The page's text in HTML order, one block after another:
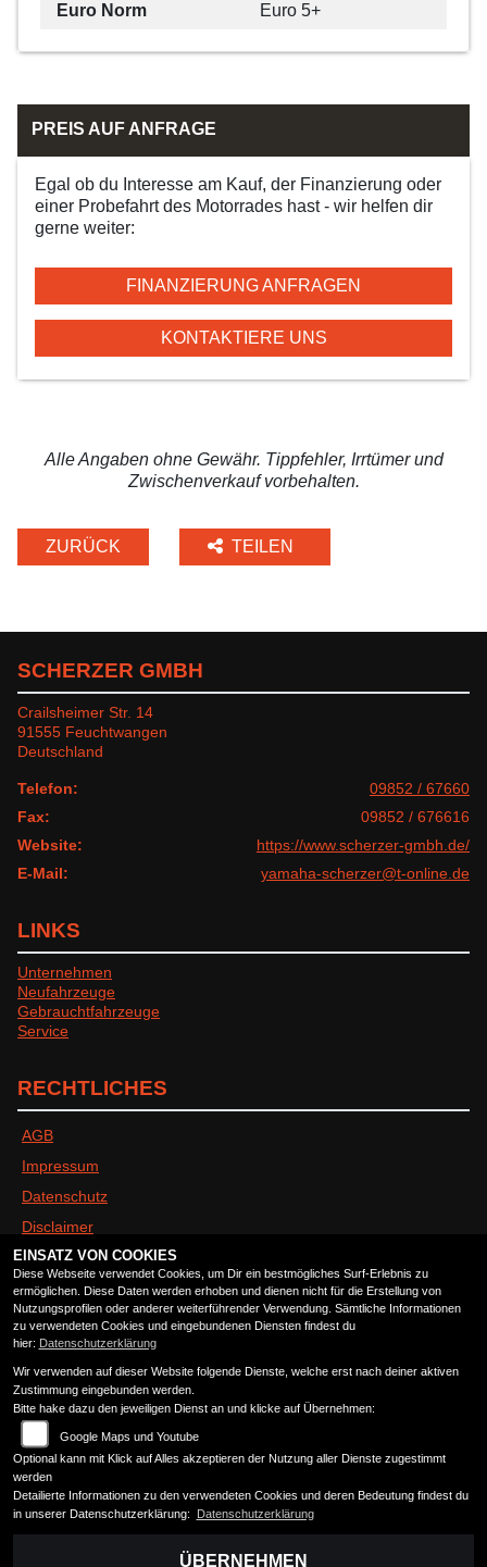
Euro Norm Euro 5+
PREIS AUF ANFRAGE
Egal ob du Interesse am Kauf, der Finanzierung oder
einer Probefahrt des Motorrades hast - wir helfen dir
gerne weiter:
FINANZIERUNG ANFRAGEN
KONTAKTIERE UNS
Alle Angaben ohne Gewähr. Tippfehler, Irrtümer und
Zwischenverkauf vorbehalten.
ZURÜCK TEILEN
SCHERZER GMBH
Crailsheimer Str. 14
91555 Feuchtwangen
Deutschland
Telefon:
09852 / 67660
Fax:
09852 / 676616
Website:
https://www.scherzer-gmbh.de/
E-Mail:
yamaha-scherzer@t-online.de
LINKS
Unternehmen
Neufahrzeuge
Gebrauchtfahrzeuge
Service
RECHTLICHES
AGB
Impressum
Datenschutz
Disclaimer
Barrierefreiheit
ÖFFNUNGSZEITEN
Montag:
geschlossen
Dienstag:
09:00 - 13:00 und 14:00 - 18:00
Mittwoch:
Donnerstag:
09:00 - 13:00 und 14:00 - 18:00
Freitag:
Samstag:
09:00 - 13:00
Sonntag:
EINSATZ VON COOKIES
Diese Webseite verwendet Cookies, um Dir ein bestmögliches Surf-Erlebnis zu
ermöglichen. Diese Daten werden erhoben und dienen nicht für die Erstellung von
Nutzungsprofilen oder anderer weiterführender Verwendung. Sämtliche Informationen
zu verwendeten Cookies und eingebundenen Diensten findest du
hier: Datenschutzerklärung
Wir verwenden auf dieser Website folgende Dienste, welche erst nach deiner aktiven
Zustimmung eingebunden werden.
Bitte hake dazu den jeweiligen Dienst an und klicke auf Übernehmen:
Google Maps und Youtube
Optional kann mit Klick auf Alles akzeptieren der Nutzung aller Dienste zugestimmt
werden
Detailierte Informationen zu den verwendeten Cookies und deren Bedeutung findest du
in unserer Datenschutzerklärung:
Datenschutzerklärung
ÜBERNEHMEN